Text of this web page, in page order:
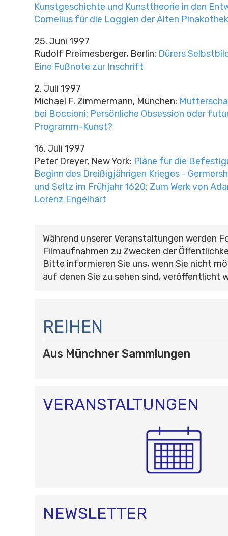
Kunstgeschichte und Kunsttheorie in den
Cornelius für die Loggien der Alten Pinakothek
25. Juni 1997
Rudolf Preimesberger, Berlin: Dürers
Eine Fußnote zur Inschrift
2. Juli 1997
Michael F. Zimmermann, München:
bei Boccioni: Persönliche Obsession oder
Programm-Kunst?
16. Juli 1997
Peter Dreyer, New York: Pläne für die
Beginn des Dreißigjährigen Krieges -
und Seltz im Frühjahr 1620: Zum Werk von
Lorenz Engelhart
Während unserer Veranstaltungen werden
Filmaufnahmen zu Zwecken der
Bitte informieren Sie uns, wenn Sie nicht
auf denen Sie zu sehen sind, veröffentlicht
A
V
I
G
O
N
REIHEN
Aus Münchner Sammlungen
VERANSTALTUNGEN
NEWSLETTER